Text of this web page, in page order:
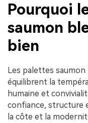
Pourquoi
saumon
bien
Les palettes saumon
équilibrent la
humaine et
confiance, structure
la côte et la